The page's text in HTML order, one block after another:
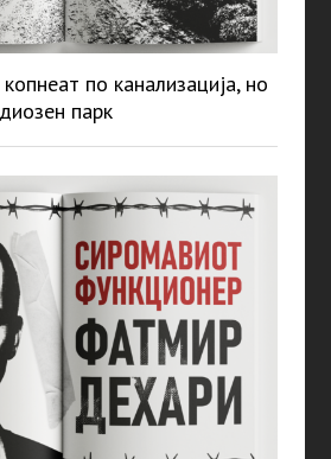
по канализација, но
парк